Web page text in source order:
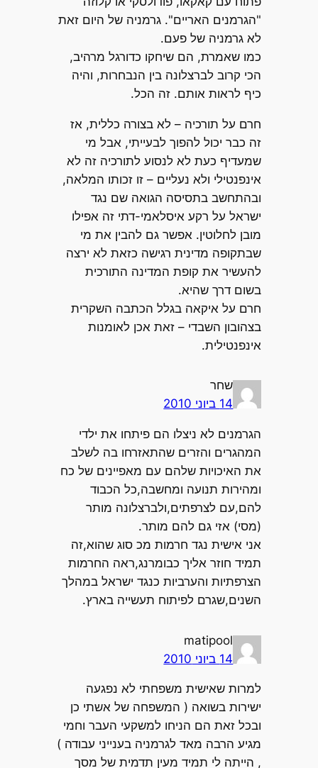
"הגרמנים האריים". גרמניה של היום זאת
לא גרמניה של פעם.
כמו שאמרת, הם שיחקו כדורגל מרהיב,
הכי קרוב לברצלונה בין הנבחרות, והיה
כיף לראות אותם. זה הכל.
חרם על תורכיה – לא בצורה כללית, אז
זה כבר יכול להפוך לבעייתי, אבל מי
שמעדיף כעת לא לנסוע לתורכיה זה לא
אינפנטילי ולא נעליים – זו זכותו המלאה,
ובהתחשב בתסיסה הגואה שם נגד
ישראל על רקע איסלאמי-דתי זה אפילו
מובן לחלוטין. אפשר גם להבין את מי
שבתקופה מדינית רגישה כזאת לא ירצה
להעשיר את קופת המדינה התורכית
בשום דרך שהיא.
חרם על איקאה בגלל הכתבה השקרית
בצהובון השבדי – זאת אכן לאומנות
אינפנטילית.
שחר
14 ביוני 2010
הגרמנים לא ניצלו הם פיתחו את ילדי
המהגרים והזרים שהתאזרחו בה לשלב
את האיכויות שלהם עם מאפיינים של כח
ומהירות תנועה ומחשבה,כל הכבוד
להם,עם לצרפתים,ולברצלונה מותר
(מסי) אזי גם להם מותר.
אני אישית נגד חרמות מכ סוג שהוא,זה
תמיד חוזר אליך כבומרנג,ראה החרמות
הצרפתיות והערביות כנגד ישראל במהלך
השנים,שגרם לפיתוח תעשייה בארץ.
matipool
14 ביוני 2010
למרות שאישית משפחתי לא נפגעה
ישירות בשואה ( המשפחה של אשתי כן
ובכל זאת הם הניחו למשקעי העבר וחמי
מגיע הרבה מאד לגרמניה בענייני עבודה )
, הייתה לי תמיד מעין תדמית של מסך